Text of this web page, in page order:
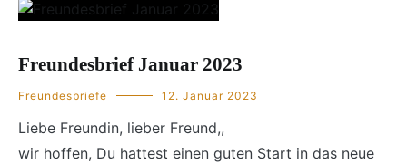
Freundesbrief Januar 2023
Freundesbriefe 12. Januar 2023
Liebe Freundin, lieber Freund,,
wir hoffen, Du hattest einen guten Start in das neue